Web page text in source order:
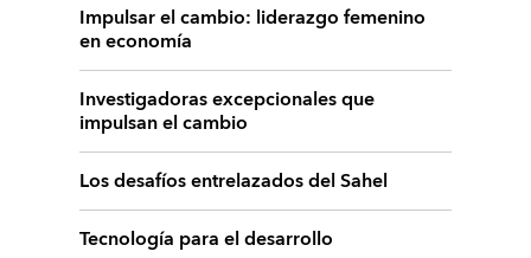
Impulsar el cambio: liderazgo femenino
en economía
Investigadoras excepcionales que
impulsan el cambio
Los desafíos entrelazados del Sahel
Tecnología para el desarrollo